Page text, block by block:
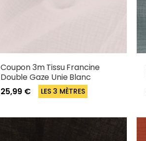
Coupon 3m Tissu Francine
Double Gaze Unie Blanc
25,99 €
LES 3 MÈTRES